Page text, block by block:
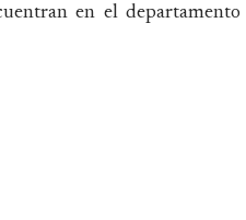
en el